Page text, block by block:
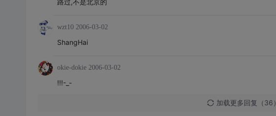
路过,不是北京的
wzt10 2006-03-02
ShangHai
okie-dokie 2006-03-02
!!!-_-
加载更多回复（36）